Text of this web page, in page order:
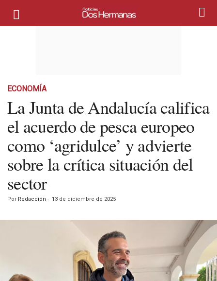
ECONOMÍA
La Junta de Andalucía califica
el acuerdo de pesca europeo
como ‘agridulce’ y advierte
sobre la crítica situación del
sector
Por Redacción - 13 de diciembre de 2025